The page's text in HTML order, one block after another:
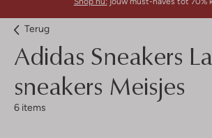
Terug
Adidas Sneakers
sneakers Meisjes
6 items